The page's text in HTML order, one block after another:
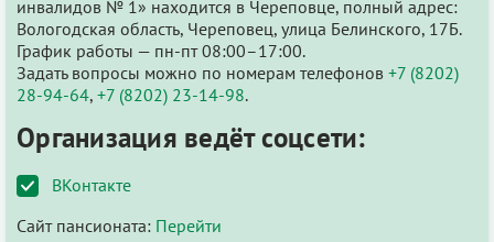
инвалидов № 1» находится в Череповце, полный адрес:
Вологодская область, Череповец, улица Белинского, 17Б.
График работы — пн-пт 08:00–17:00.
Задать вопросы можно по номерам телефонов +7 (8202)
28-94-64, +7 (8202) 23-14-98.
Организация ведёт соцсети:
ВКонтакте
Сайт пансионата: Перейти